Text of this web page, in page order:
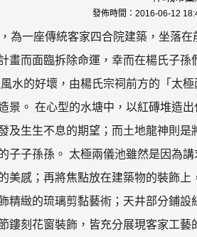
發佈時間： 2016-06-12
為一座傳統客家四合院建築，坐落在
畫而面臨拆除命運，幸而在楊氏子孫
水的好壞，由楊氏宗祠前方的「太極
景。 在心型的水塘中，以紅磚堆造出
及生生不息的期望；而土地龍神則是
子子孫孫。 太極兩儀池雖然是因為講
美感；再將焦點放在建築物的裝飾上
精緻的琉璃剪黏藝術；天井部分鋪設
鏤刻花窗裝飾，皆充分展現客家工藝